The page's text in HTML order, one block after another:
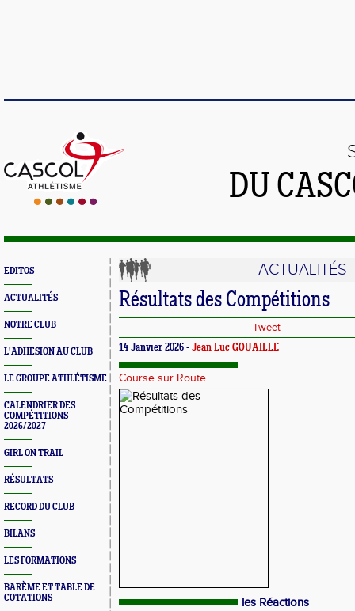
DU
EDITOS
ACTUALITÉS
NOTRE CLUB
L'ADHESION AU CLUB
LE GROUPE ATHLÉTISME
CALENDRIER DES
COMPÉTITIONS
2026/2027
GIRL ON TRAIL
RÉSULTATS
RECORD DU CLUB
BILANS
LES FORMATIONS
BARÈME ET TABLE DE
COTATIONS
ACTUALITÉS
Résultats des Compétitions
Tweet
14 Janvier 2026 - Jean Luc GOUAILLE
Course sur Route
les Réactions